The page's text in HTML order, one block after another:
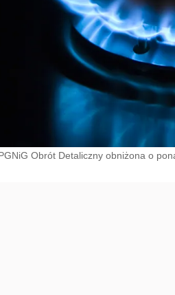
Obrót Detaliczny obniżona o